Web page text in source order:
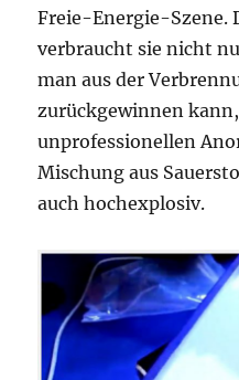
Freie-Energie-Szene.
verbraucht sie nicht
man aus der
zurückgewinnen
unprofessionellen
Mischung aus
auch hochexplosiv.